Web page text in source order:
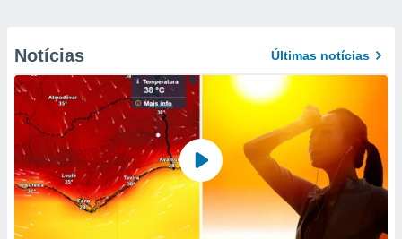
Notícias Últimas notícias